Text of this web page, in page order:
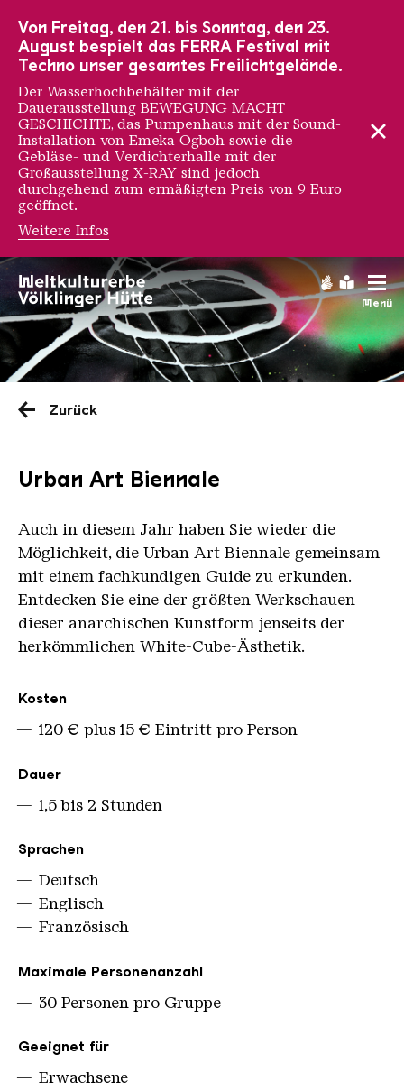
Menü
Urban Art Biennale
12 Streetecture 8
Zurück
Urban Art Biennale
Auch in diesem Jahr haben Sie wieder die
Möglichkeit, die Urban Art Biennale gemeinsam
mit einem fachkundigen Guide zu erkunden.
Entdecken Sie eine der größten Werkschauen
dieser anarchischen Kunstform jenseits der
herkömmlichen White-Cube-Ästhetik.
Kosten
120 € plus 15 € Eintritt pro Person
Dauer
1,5 bis 2 Stunden
Sprachen
Deutsch
Englisch
Französisch
Maximale Personenanzahl
30 Personen pro Gruppe
Geeignet für
Erwachsene
Von Freitag, den 21. bis Sonntag, den 23.
August bespielt das FERRA Festival mit
Techno unser gesamtes Freilichtgelände.
Der Wasserhochbehälter mit der
Dauerausstellung BEWEGUNG MACHT
GESCHICHTE, das Pumpenhaus mit der Sound-
Installation von Emeka Ogboh sowie die
Gebläse- und Verdichterhalle mit der
Großausstellung X-RAY sind jedoch
durchgehend zum ermäßigten Preis von 9 Euro
geöffnet.
Weitere Infos